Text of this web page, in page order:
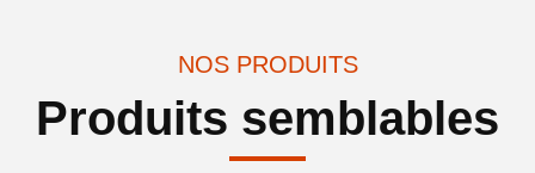
NOS PRODUITS
Produits semblables